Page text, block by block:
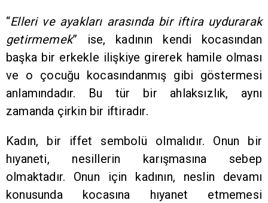
“Elleri ve ayakları arasında bir iftira uydurarak
getirmemek” ise, kadının kendi kocasından
başka bir erkekle ilişkiye girerek hamile olması
ve o çocuğu kocasındanmış gibi göstermesi
anlamındadır. Bu tür bir ahlaksızlık, aynı
zamanda çirkin bir iftiradır.
Kadın, bir iffet sembolü olmalıdır. Onun bir
hıyaneti, nesillerin karışmasına sebep
olmaktadır. Onun için kadının, neslin devamı
konusunda kocasına hıyanet etmemesi